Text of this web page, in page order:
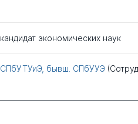
кандидат экономических наук
СПбУТУиЭ, бывш. СПбУУЭ